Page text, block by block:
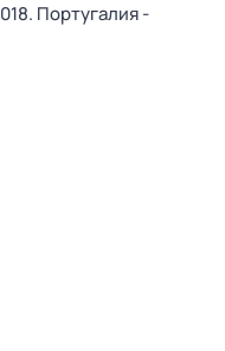
Португалия -